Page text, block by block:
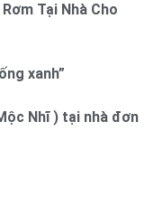
Tại Nhà Cho
xanh”
Nhĩ ) tại nhà đơn